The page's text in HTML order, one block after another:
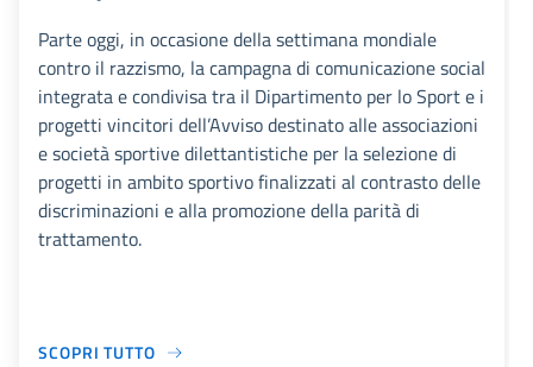
Parte oggi, in occasione della settimana mondiale
contro il razzismo, la campagna di comunicazione social
integrata e condivisa tra il Dipartimento per lo Sport e i
progetti vincitori dell’Avviso destinato alle associazioni
e società sportive dilettantistiche per la selezione di
progetti in ambito sportivo finalizzati al contrasto delle
discriminazioni e alla promozione della parità di
trattamento.
SCOPRI TUTTO